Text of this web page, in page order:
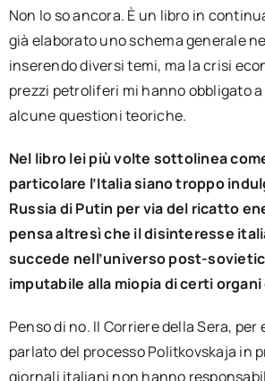
Non lo so ancora. È un libro in
già elaborato uno schema generale
inserendo diversi temi, ma la crisi
prezzi petroliferi mi hanno obbligato
alcune questioni teoriche.
Nel libro lei più volte sottolinea
particolare l’Italia siano troppo
Russia di Putin per via del ricatto
pensa altresì che il disinteresse
succede nell’universo post-
imputabile alla miopia di certi
Penso di no. Il Corriere della Sera, per
parlato del processo Politkovskaja in
giornali italiani non hanno